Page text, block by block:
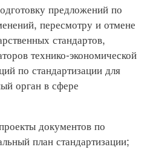
предложений по
пересмотру и отмене
стандартов,
технико-экономической
по стандартизации для
орган в сфере
документов по
план стандартизации;